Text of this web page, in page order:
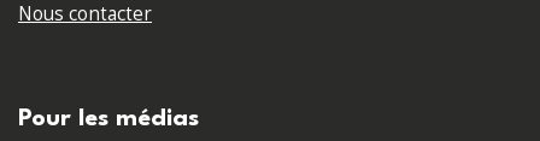
Nous contacter
Pour les médias